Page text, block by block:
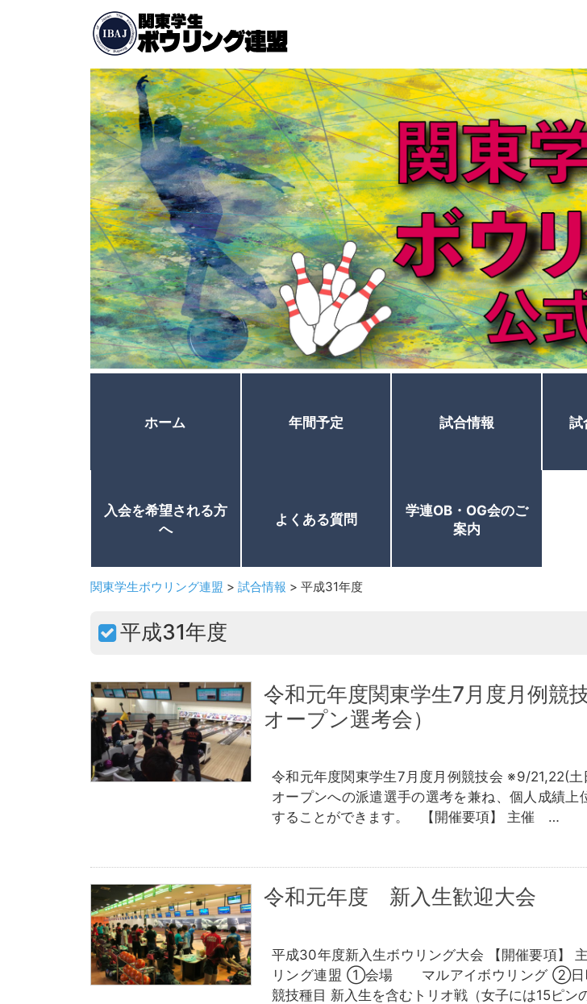
ホーム 年間予定 試合情報 試
入会を希望される方
へ
よくある質問
学連OB・OG会のご
案内
関東学生ボウリング連盟 > 試合情報 > 平成31年度
平成31年度
令和元年度関東学生7月度月例競
オープン選考会）
令和元年度関東学生7月度月例競技会 ※9/21,22(土
オープンへの派遣選手の選考を兼ね、個人成績上
することができます。 【開催要項】 主催 …
令和元年度 新入生歓迎大会
平成30年度新入生ボウリング大会 【開催要項
リング連盟 ①会場 マルアイボウリング
競技種目 新入生を含むトリオ戦（女子には15ピン